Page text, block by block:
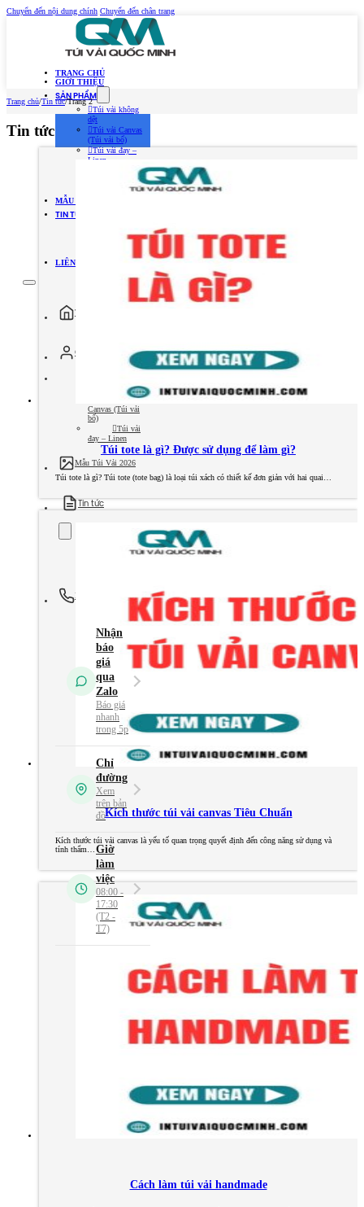
Chuyển đến nội dung chính Chuyển đến chân trang
TRANG CHỦ
GIỚI THIỆU
SẢN PHẨM
Túi vải không
dệt
Túi vải Canvas
(Túi vải bố)
Túi vải đay –
Linen
MẪU TÚI VẢI 2026
TIN TỨC
Kiến Thức In Túi
LIÊN HỆ
Trang chủ
Giới thiệu
Túi vải
Canvas (Túi vải
bố)
Túi vải
đay – Linen
Mẫu Túi Vải 2026
Tin tức
Kiến Thức Túi Vải
Kiến Thức In Túi
Liên hệ
Trang chủ/Tin tức/Trang 2
Tin tức
Túi tote là gì? Được sử dụng để làm gì?
Túi tote là gì? Túi tote (tote bag) là loại túi xách có thiết kế đơn giản với hai quai…
Kích thước túi vải canvas Tiêu Chuẩn
Kích thước túi vải canvas là yếu tố quan trọng quyết định đến công năng sử dụng và
tính thẩm…
Cách làm túi vải handmade